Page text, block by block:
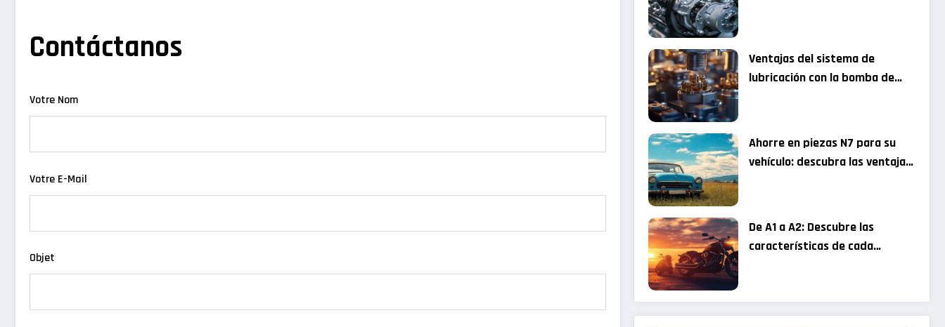
Contáctanos
Votre Nom
Votre E-Mail
Objet
Ventajas del sistema de
lubricación con la bomba de
Ahorre en piezas N7 para su
vehículo: descubra las ventajas
De A1 a A2: Descubre las
características de cada